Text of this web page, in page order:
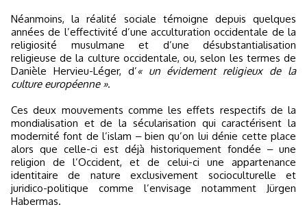
Néanmoins, la réalité sociale témoigne depuis quelques
années de l’effectivité d’une acculturation occidentale de la
religiosité musulmane et d’une désubstantialisation
religieuse de la culture occidentale, ou, selon les termes de
Danièle Hervieu-Léger, d’« un évidement religieux de la
culture européenne ».
Ces deux mouvements comme les effets respectifs de la
mondialisation et de la sécularisation qui caractérisent la
modernité font de l’islam ‒ bien qu’on lui dénie cette place
alors que celle-ci est déjà historiquement fondée ‒ une
religion de l’Occident, et de celui-ci une appartenance
identitaire de nature exclusivement socioculturelle et
juridico-politique comme l’envisage notamment Jürgen
Habermas.